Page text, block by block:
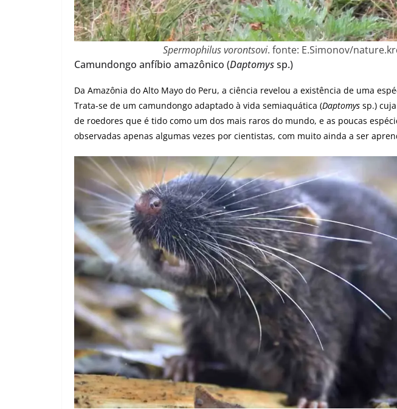
Spermophilus vorontsovi. fonte: E.Simonov/
Camundongo anfíbio amazônico (Daptomyssp.)
Da Amazônia do Alto Mayo do Peru, a ciência revelou a existência de uma
Trata-se de um camundongo adaptado à vida semiaquática (Daptomys sp.)
de roedores que é tido como um dos mais raros do mundo, e as poucas
observadas apenas algumas vezes por cientistas, com muito ainda a ser